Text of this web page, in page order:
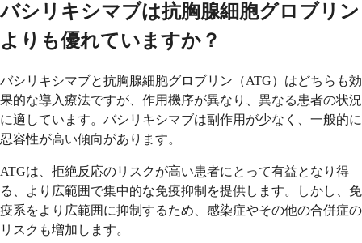
バシリキシマブは抗胸腺細胞グロブリン
よりも優れていますか？
バシリキシマブと抗胸腺細胞グロブリン（ATG）はどちらも効
果的な導入療法ですが、作用機序が異なり、異なる患者の状況
に適しています。バシリキシマブは副作用が少なく、一般的に
忍容性が高い傾向があります。
ATGは、拒絶反応のリスクが高い患者にとって有益となり得
る、より広範囲で集中的な免疫抑制を提供します。しかし、免
疫系をより広範囲に抑制するため、感染症やその他の合併症の
リスクも増加します。